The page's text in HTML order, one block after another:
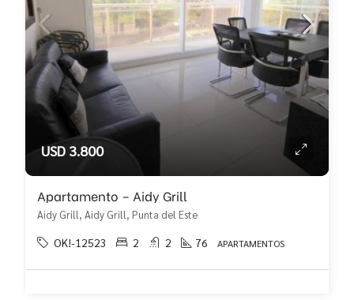
USD 3.800
Apartamento – Aidy Grill
Aidy Grill, Aidy Grill, Punta del Este
OK!-12523 2 2 76 APARTAMENTOS